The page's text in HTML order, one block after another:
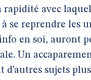
avec
se reprendre les
en soi, auront
Un
sujets